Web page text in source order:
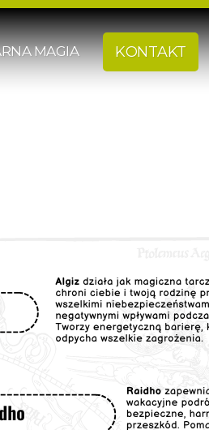
MAGIA KONTAKT